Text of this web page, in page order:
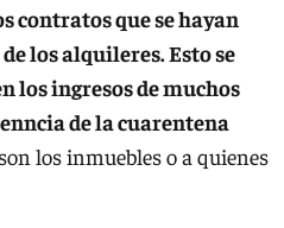
contratos que se hayan
los alquileres. Esto se
los ingresos de muchos
de la cuarentena
los inmuebles o a quienes